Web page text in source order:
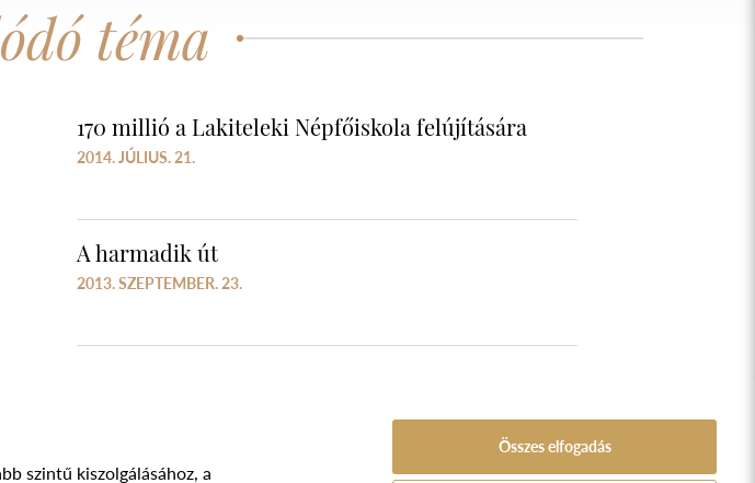
téma
170 millió a Lakiteleki Népfőiskola felújítására
2014. JÚLIUS. 21.
A harmadik út
2013. SZEPTEMBER. 23.
A Népfőiskola Alapítvány támogatója:
szintű kiszolgálásához, a
Összes elfogadás